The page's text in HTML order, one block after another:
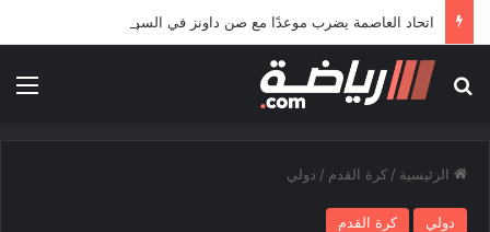
بحث عن
الرئيسية / كرة القدم / دولي
دولي كرة القدم